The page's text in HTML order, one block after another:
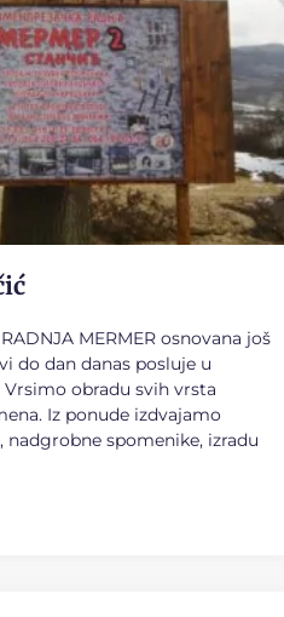
MERMER osnovana još
do dan danas posluje u
obradu svih vrsta
Iz ponude izdvajamo
nadgrobne spomenike, izradu